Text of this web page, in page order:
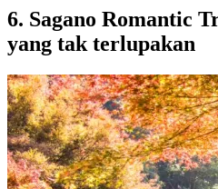
6. Sagano Romantic
yang tak terlupakan